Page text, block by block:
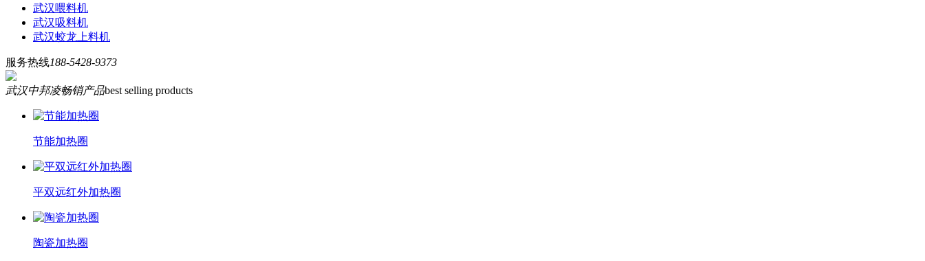
武汉喂料机
武汉吸料机
武汉蛟龙上料机
服务热线188-5428-9373
武汉中邦凌畅销产品best selling products
节能加热圈
平双远红外加热圈
陶瓷加热圈